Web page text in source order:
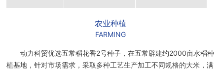
农业种植
FARMING
动力科贸优选五常稻花香2号种子，在五常辟建约2000亩水稻种
植基地，针对市场需求，采取多种工艺生产加工不同规格的大米，满